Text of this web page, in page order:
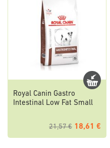
Royal Canin Gastro
Intestinal Low Fat Small
21,57 € 18,61 €